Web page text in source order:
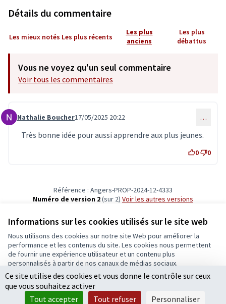
Informations sur les cookies utilisés sur le site web
Nous utilisons des cookies sur notre site Web pour améliorer la
performance et les contenus du site. Les cookies nous permettent
de fournir une expérience utilisateur et un contenu plus
personnalisés à partir de nos canaux de médias sociaux.
Tout accepter
Accepter seulement les cookies essentiels
Détails du commentaire
Les mieux notés Les plus récents
Les plus
anciens
Les plus
débattus
Vous ne voyez qu'un seul commentaire
Voir tous les commentaires
Commentaire 7496
Nathalie Boucher17/05/2025 20:22 …
Très bonne idée pour aussi apprendre aux plus jeunes.
0 0
Référence : Angers-PROP-2024-12-4333
Numéro de version 2(sur 2)
voir les autres versions
Conditions d'utilisation
Paramètres des cookies
Ecrivons Angers sur X
(Lien externe)
Ecrivons Angers sur Facebook
(Lien externe)
Ce site utilise des cookies et vous donne le contrôle sur ceux
que vous souhaitez activer
Tout accepter
Tout refuser Personnaliser